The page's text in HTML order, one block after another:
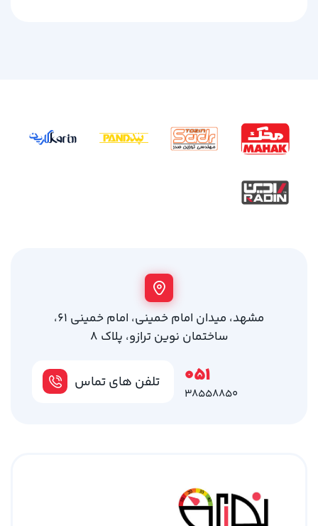
مشهد، میدان امام خمینی، امام خمینی 61،
ساختمان نوین ترازو، پلاک 8
تلفن های تماس 051
38558850